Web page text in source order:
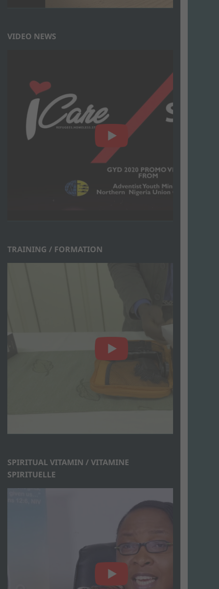
VIDEO NEWS
TRAINING / FORMATION
SPIRITUAL VITAMIN / VITAMINE
SPIRITUELLE